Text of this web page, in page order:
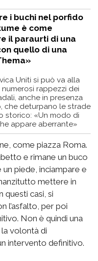
i buchi nel porfido
è come
il paraurti di una
quello di una
Uniti si può va alla
numerosi rappezzi dei
anche in presenza
che deturpano le strade
storico: «Un modo di
appare aberrante»
come piazza Roma.
e rimane un buco
piede, inciampare e
mettere in
questi casi, si
l’asfalto, per poi
Non è quindi una
volontà di
intervento definitivo.